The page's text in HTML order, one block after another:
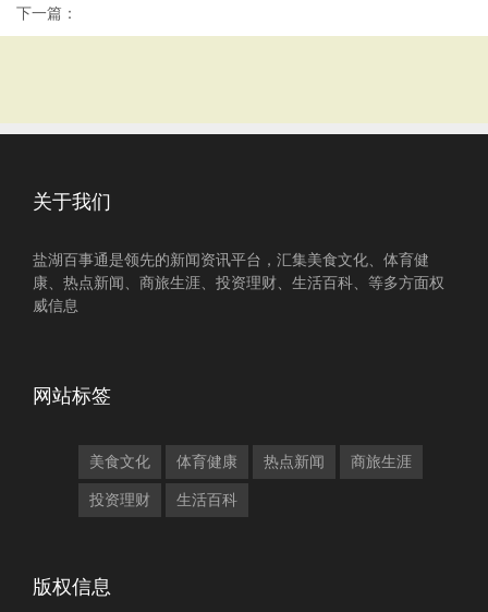
下一篇：
关于我们
盐湖百事通是领先的新闻资讯平台，汇集美食文化、体育健
康、热点新闻、商旅生涯、投资理财、生活百科、等多方面权
威信息
网站标签
美食文化 体育健康 热点新闻 商旅生涯
投资理财 生活百科
版权信息